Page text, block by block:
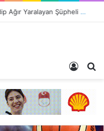
Ortopedik Engelli Bireyi Darbedip Ağır Yaralayan Şüpheli Tutuklandı
Giriş